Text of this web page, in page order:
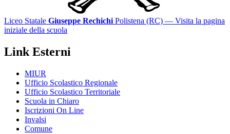
Liceo Statale Giuseppe Rechichi Polistena (RC) — Visita la pagina
iniziale della scuola
Link Esterni
MIUR
Ufficio Scolastico Regionale
Ufficio Scolastico Territoriale
Scuola in Chiaro
Iscrizioni On Line
Invalsi
Comune